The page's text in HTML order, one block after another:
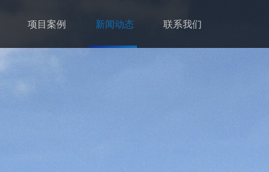
项目案例 新闻动态 联系我们